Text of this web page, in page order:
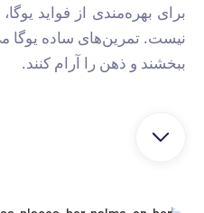
برای بهره‌مندی از فواید
نیست. تمرین‌های ساده یوگا
ببخشند و ذهن را آرام کنند.